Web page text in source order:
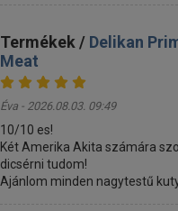
Termékek / Delikan
Meat
Éva - 2026.08.03. 09:49
10/10 es!
Két Amerika Akita számára
dicsérni tudom!
Ajánlom minden nagytestű